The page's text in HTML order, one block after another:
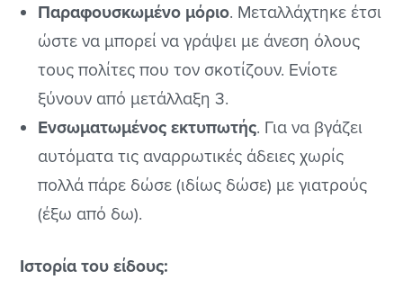
Παραφουσκωμένο μόριο. Μεταλλάχτηκε έτσι
ώστε να μπορεί να γράψει με άνεση όλους
τους πολίτες που τον σκοτίζουν. Ενίοτε
ξύνουν από μετάλλαξη 3.
Ενσωματωμένος εκτυπωτής. Για να βγάζει
αυτόματα τις αναρρωτικές άδειες χωρίς
πολλά πάρε δώσε (ιδίως δώσε) με γιατρούς
(έξω από δω).
Ιστορία του είδους: